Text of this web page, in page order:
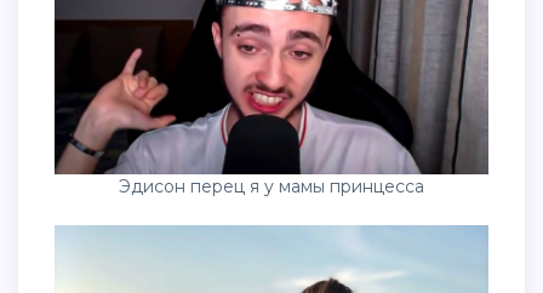
Эдисон перец я у мамы принцесса